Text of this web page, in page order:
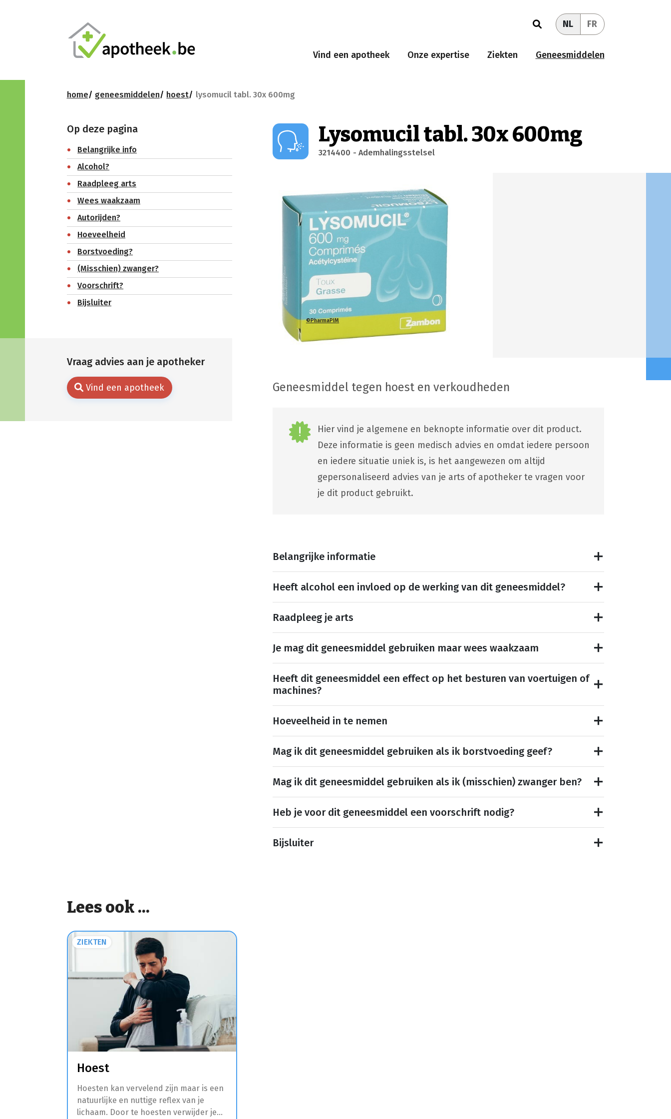
NL FR
Vind een apotheek Onze expertise Ziekten Geneesmiddelen
home geneesmiddelen hoest lysomucil tabl. 30x 600mg
Vraag advies aan je apotheker
Vind een apotheek
Op deze pagina
Belangrijke info
Alcohol?
Raadpleeg arts
Wees waakzaam
Autorijden?
Hoeveelheid
Borstvoeding?
(Misschien) zwanger?
Voorschrift?
Bijsluiter
Lysomucil tabl. 30x 600mg
3214400 - Ademhalingsstelsel
©PharmaPIM
Geneesmiddel tegen hoest en verkoudheden
Hier vind je algemene en beknopte informatie over dit product.
Deze informatie is geen medisch advies en omdat iedere persoon
en iedere situatie uniek is, is het aangewezen om altijd
gepersonaliseerd advies van je arts of apotheker te vragen voor
je dit product gebruikt.
Belangrijke informatie
Heeft alcohol een invloed op de werking van dit geneesmiddel?
Raadpleeg je arts
Je mag dit geneesmiddel gebruiken maar wees waakzaam
Heeft dit geneesmiddel een effect op het besturen van voertuigen of
machines?
Hoeveelheid in te nemen
Mag ik dit geneesmiddel gebruiken als ik borstvoeding geef?
Mag ik dit geneesmiddel gebruiken als ik (misschien) zwanger ben?
Heb je voor dit geneesmiddel een voorschrift nodig?
Bijsluiter
Lees ook ...
ZIEKTEN
Hoest
Hoesten kan vervelend zijn maar is een
natuurlijke en nuttige reflex van je
lichaam. Door te hoesten verwijder je